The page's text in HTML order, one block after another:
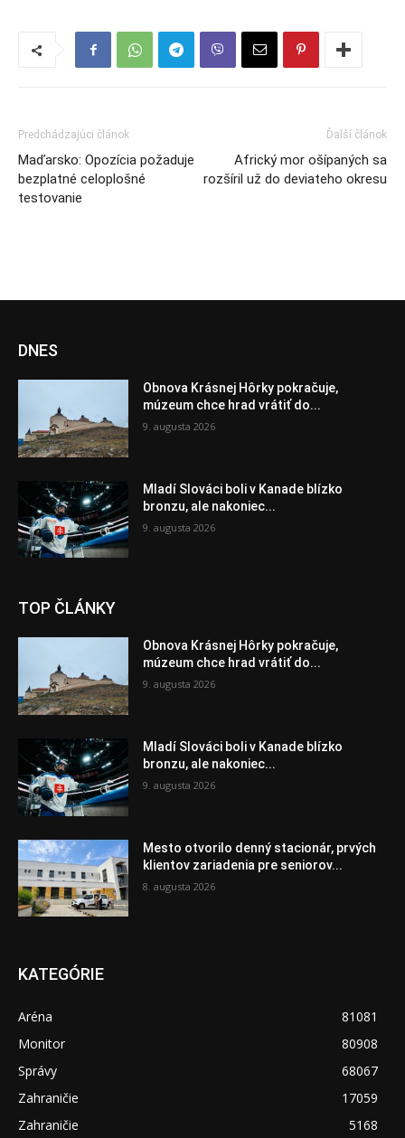
Predchádzajúci článok
Maďarsko: Opozícia požaduje
bezplatné celoplošné
testovanie
Ďalší článok
Africký mor ošípaných sa
rozšíril už do deviateho okresu
DNES
Obnova Krásnej Hôrky pokračuje,
múzeum chce hrad vrátiť do...
9. augusta 2026
Mladí Slováci boli v Kanade blízko
bronzu, ale nakoniec...
9. augusta 2026
TOP ČLÁNKY
Obnova Krásnej Hôrky pokračuje,
múzeum chce hrad vrátiť do...
9. augusta 2026
Mladí Slováci boli v Kanade blízko
bronzu, ale nakoniec...
9. augusta 2026
Mesto otvorilo denný stacionár, prvých
klientov zariadenia pre seniorov...
8. augusta 2026
KATEGÓRIE
Aréna
81081
Monitor
80908
Správy
68067
Zahraničie
17059
Zahraničie
5168